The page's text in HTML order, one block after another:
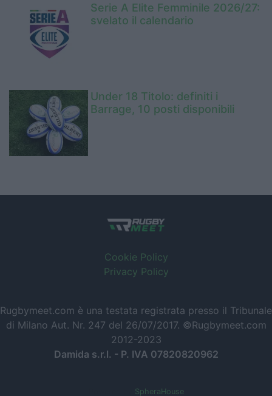
Serie A Elite Femminile 2026/27:
svelato il calendario
Under 18 Titolo: definiti i
Barrage, 10 posti disponibili
Cookie Policy
Privacy Policy
Rugbymeet.com è una testata registrata presso il Tribunale
di Milano Aut. Nr. 247 del 26/07/2017. ©Rugbymeet.com
2012-2023
Damida s.r.l. - P. IVA 07820820962
SpheraHouse